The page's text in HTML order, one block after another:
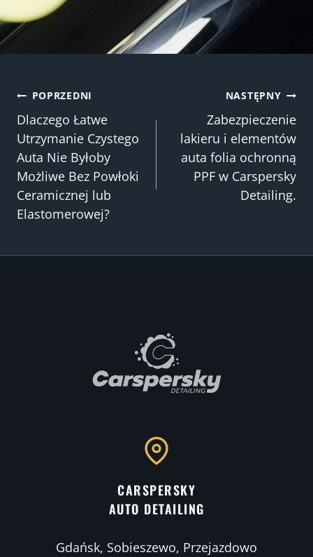
Nawigacja
wpisu
POPRZEDNI
Dlaczego Łatwe
Utrzymanie Czystego
Auta Nie Byłoby
Możliwe Bez Powłoki
Ceramicznej lub
Elastomerowej?
NASTĘPNY
Zabezpieczenie
lakieru i elementów
auta folia ochronną
PPF w Carspersky
Detailing.
CARSPERSKY
AUTO DETAILING
Gdańsk, Sobieszewo, Przejazdowo